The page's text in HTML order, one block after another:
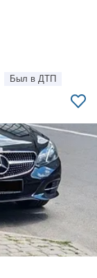
Был в ДТП